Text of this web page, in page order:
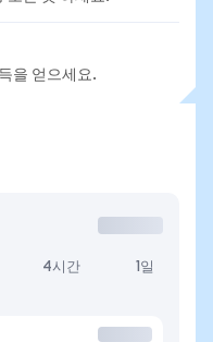
을 얻으세요.
4시간 1일